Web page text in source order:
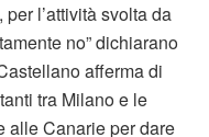
l’attività svolta da
no” dichiarano
afferma di
tra Milano e le
alle Canarie per dare